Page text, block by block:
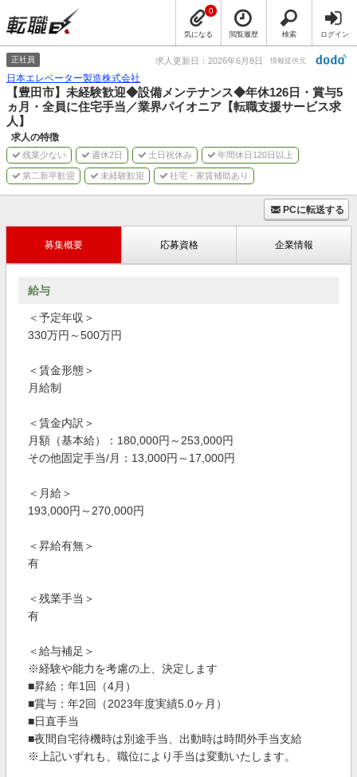
気になる
0
閲覧履歴 検索 ログイン
正社員 求人更新日：2026年6月8日 情報提供元
日本エレベーター製造株式会社
【豊田市】未経験歓迎◆設備メンテナンス◆年休126日・賞与5
ヵ月・全員に住宅手当／業界パイオニア【転職支援サービス求
人】
求人の特徴
残業少ない 週休2日 土日祝休み 年間休日120日以上
第二新卒歓迎 未経験歓迎 社宅・家賃補助あり
PCに転送する
募集概要 応募資格 企業情報
給与
＜予定年収＞
330万円～500万円
＜賃金形態＞
月給制
＜賃金内訳＞
月額（基本給）：180,000円～253,000円
その他固定手当/月：13,000円～17,000円
＜月給＞
193,000円～270,000円
＜昇給有無＞
有
＜残業手当＞
有
＜給与補足＞
※経験や能力を考慮の上、決定します
■昇給：年1回（4月）
■賞与：年2回（2023年度実績5.0ヶ月）
■日直手当
■夜間自宅待機時は別途手当、出動時は時間外手当支給
※上記いずれも、職位により手当は変動いたします。